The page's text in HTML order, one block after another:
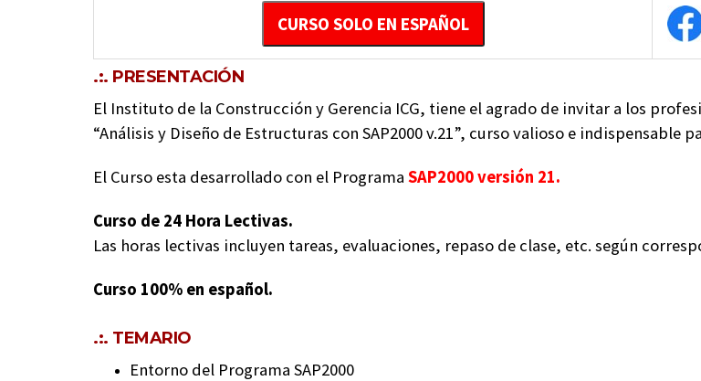
CURSO SOLO EN ESPAÑOL
.:. PRESENTACIÓN
El Instituto de la Construcción y Gerencia ICG, tiene el agrado de invitar a los
“Análisis y Diseño de Estructuras con SAP2000 v.21”, curso valioso e indispensable
El Curso esta desarrollado con el Programa SAP2000 versión 21.
Curso de 24 Hora Lectivas.
Las horas lectivas incluyen tareas, evaluaciones, repaso de clase, etc. según
Curso 100% en español.
.:. TEMARIO
Entorno del Programa SAP2000